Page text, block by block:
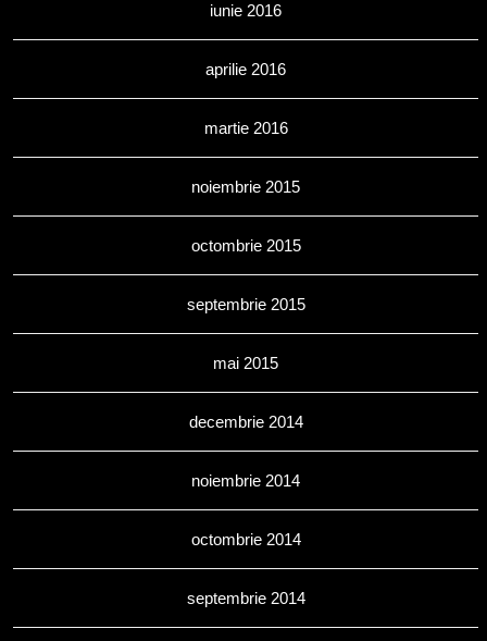
iunie 2016
aprilie 2016
martie 2016
noiembrie 2015
octombrie 2015
septembrie 2015
mai 2015
decembrie 2014
noiembrie 2014
octombrie 2014
septembrie 2014